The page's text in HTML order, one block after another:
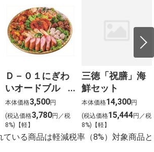
Ｄ－０１にぎわ
いオードブル
（約４～５名様
向け） 大
本体価格3,500円
(税込価格3,780円／税
8%)【軽】
三徳「祝膳」海
鮮セット
本体価格14,300円
(税込価格15,444円／税
8%)【軽】
いる商品は軽減税率（8%）対象商品と